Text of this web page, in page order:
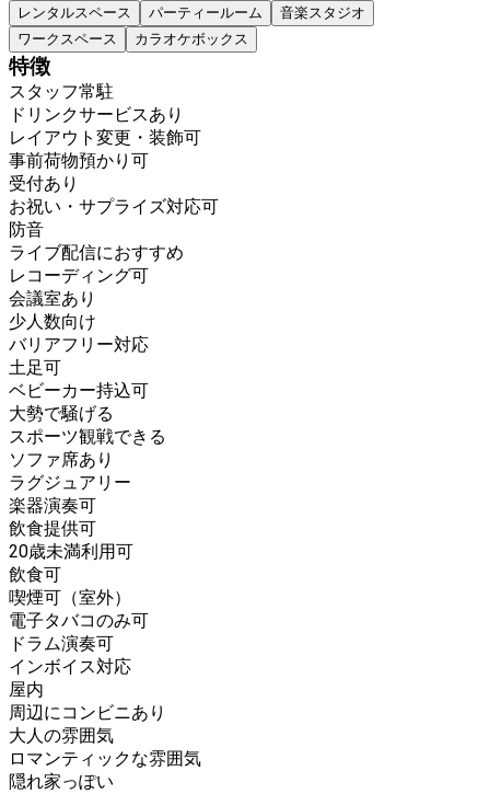
レンタルスペース パーティールーム
音楽スタジオ
ワークスペース
カラオケボックス
特徴
スタッフ常駐
ドリンクサービスあり
レイアウト変更・装飾可
事前荷物預かり可
受付あり
お祝い・サプライズ対応可
防音
ライブ配信におすすめ
レコーディング可
会議室あり
少人数向け
バリアフリー対応
土足可
ベビーカー持込可
大勢で騒げる
スポーツ観戦できる
ソファ席あり
ラグジュアリー
楽器演奏可
飲食提供可
20歳未満利用可
飲食可
喫煙可（室外）
電子タバコのみ可
ドラム演奏可
インボイス対応
屋内
周辺にコンビニあり
大人の雰囲気
ロマンティックな雰囲気
隠れ家っぽい